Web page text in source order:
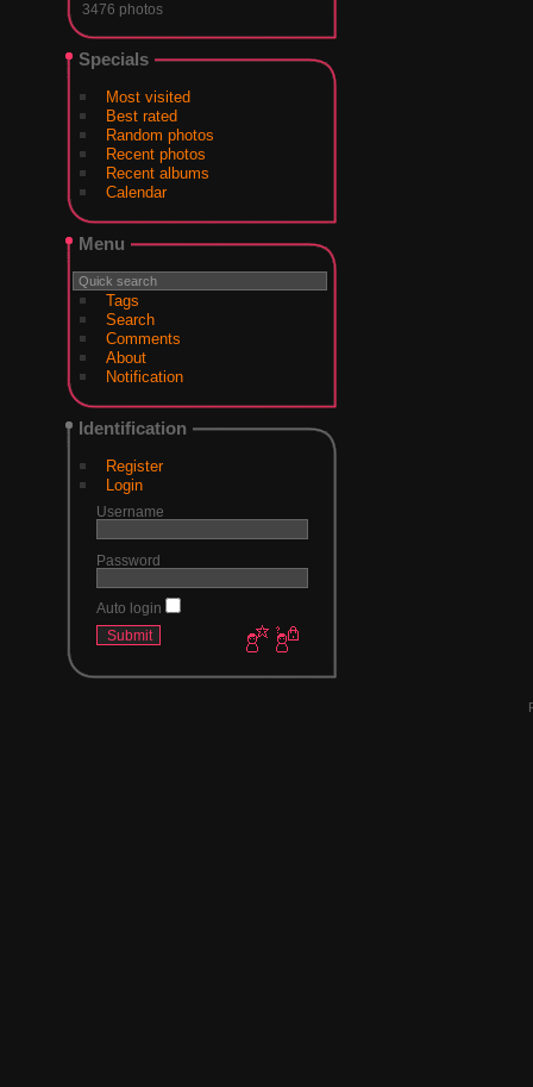
3476 photos
Specials
Most visited
Best rated
Random photos
Recent photos
Recent albums
Calendar
Menu
Tags
Search
Comments
About
Notification
Identification
Register
Login
Username
Password
Auto login